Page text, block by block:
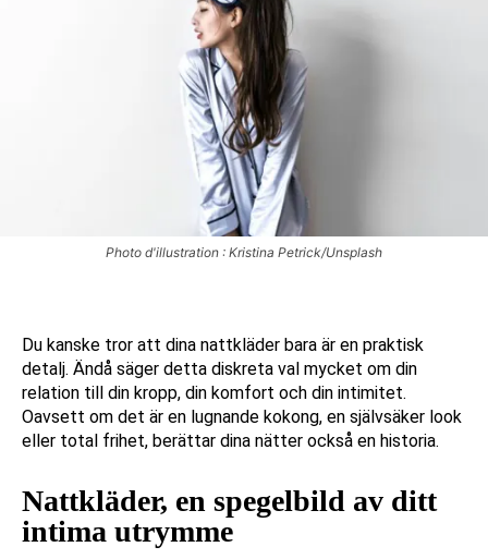
Photo d'illustration : Kristina Petrick/Unsplash
Du kanske tror att dina nattkläder bara är en praktisk
detalj. Ändå säger detta diskreta val mycket om din
relation till din kropp, din komfort och din intimitet.
Oavsett om det är en lugnande kokong, en självsäker look
eller total frihet, berättar dina nätter också en historia.
Nattkläder, en spegelbild av ditt
intima utrymme